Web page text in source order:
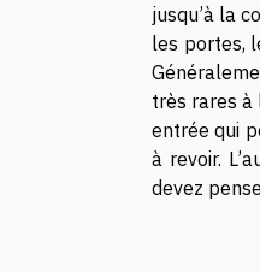
jusqu’à la
les portes,
très rares à
entrée qui
à revoir.
devez